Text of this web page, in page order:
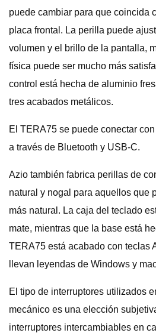
puede cambiar para que coincida
placa frontal. La perilla puede
volumen y el brillo de la pantalla,
física puede ser mucho más
control está hecha de aluminio
tres acabados metálicos.
El TERA75 se puede conectar
a través de Bluetooth y USB-C.
Azio también fabrica perillas de
natural y nogal para aquellos que
más natural. La caja del teclado
mate, mientras que la base está
TERA75 está acabado con teclas
llevan leyendas de Windows y
El tipo de interruptores utilizados
mecánico es una elección
interruptores intercambiables en